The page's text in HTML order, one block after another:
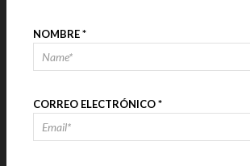
NOMBRE*
CORREO ELECTRÓNICO*